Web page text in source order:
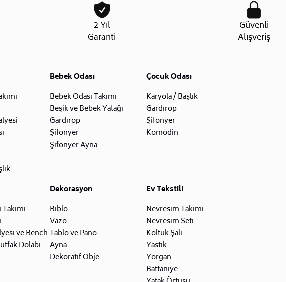
2 Yıl
Garanti
Güvenli
Alışveriş
Bebek Odası
Bebek Odası Takımı
Beşik ve Bebek Yatağı
Gardırop
Şifonyer
Şifonyer Ayna
Çocuk Odası
Karyola / Başlık
Gardırop
Şifonyer
Komodin
ve Bench
Dolabı
Dekorasyon
Biblo
Vazo
Tablo ve Pano
Ayna
Dekoratif Obje
Ev Tekstili
Nevresim Takımı
Nevresim Seti
Koltuk Şalı
Yastık
Yorgan
Battaniye